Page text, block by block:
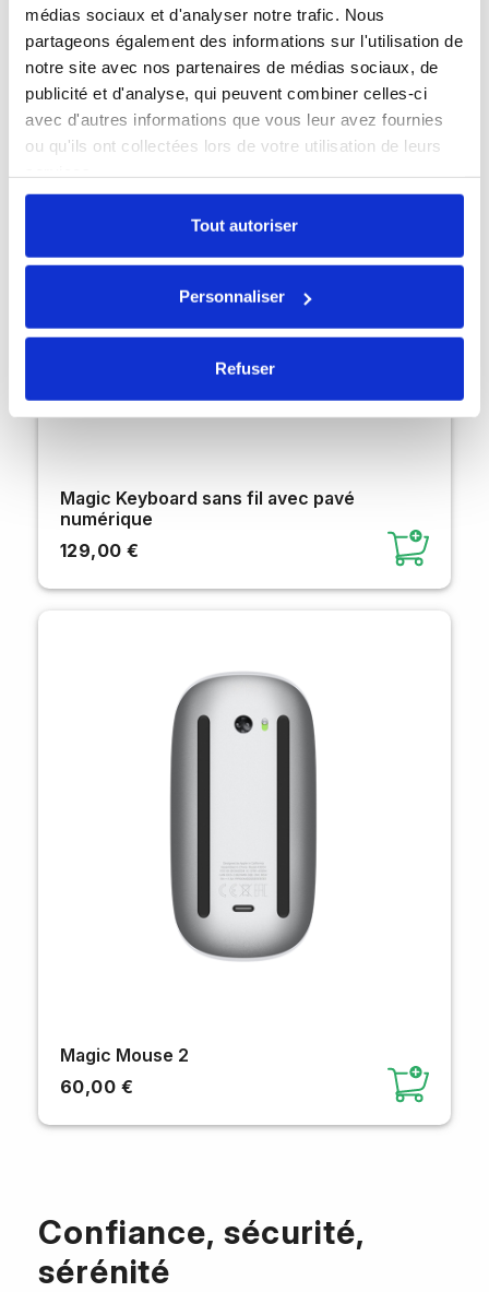
médias sociaux et d'analyser notre trafic. Nous
partageons également des informations sur l'utilisation de
notre site avec nos partenaires de médias sociaux, de
publicité et d'analyse, qui peuvent combiner celles-ci
avec d'autres informations que vous leur avez fournies
ou qu'ils ont collectées lors de votre utilisation de leurs
Tout autoriser
Personnaliser
Refuser
Magic Keyboard sans fil avec pavé
numérique
129,00 €
Magic Mouse 2
60,00 €
Confiance, sécurité,
sérénité